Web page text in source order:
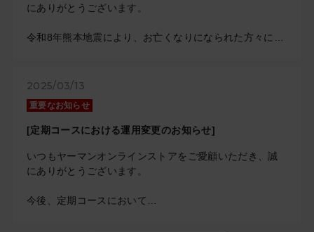
お客さまには大変ご不便をおかけしますが、ご了承いた
（2026年08月06日）
にありがとうございます。
令和8年熊本地震により、お亡くなりになられた方々に深
熊本県で発生した地震の影響により、現在、一部地域に
この影響により、お荷物のお届けに遅延が生じておりま
す。
詳しい内容につきましては、下記佐川急便のホームペー
ジよりご確認下さい。
2025/03/13
重要なお知らせ
[定期コースにおける運用変更のお知らせ]
いつもヤーマンオンラインストアをご愛顧いただき、誠
にありがとうございます。
今後、定期コースにおいて